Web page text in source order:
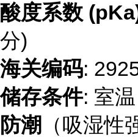
酸度系数
分)
海关编码:
储存条件: 室温
防潮
（吸湿性